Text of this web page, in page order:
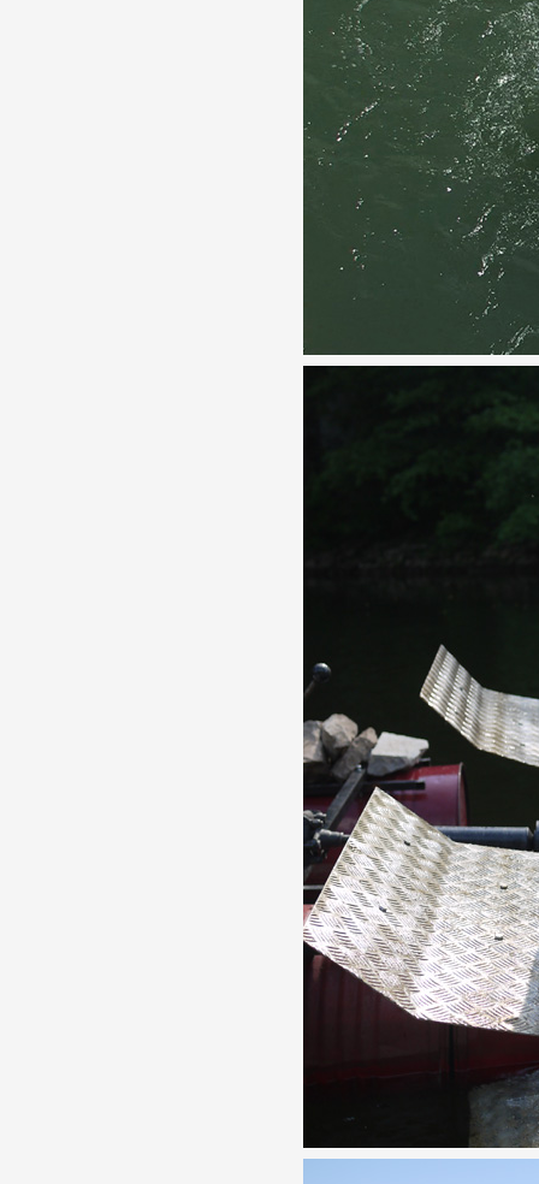
Partenaires
Crédits
Documentation
Visites d'ateliers
Production vidéo
Événements
1% œuvres
Réseau